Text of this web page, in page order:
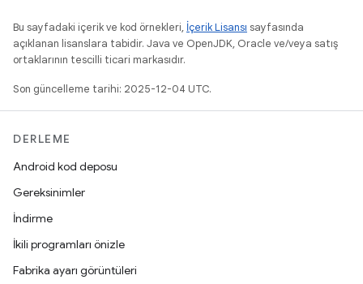
Bu sayfadaki içerik ve kod örnekleri, İçerik Lisansı sayfasında
açıklanan lisanslara tabidir. Java ve OpenJDK, Oracle ve/veya satış
ortaklarının tescilli ticari markasıdır.
Son güncelleme tarihi: 2025-12-04 UTC.
DERLEME
Android kod deposu
Gereksinimler
İndirme
İkili programları önizle
Fabrika ayarı görüntüleri